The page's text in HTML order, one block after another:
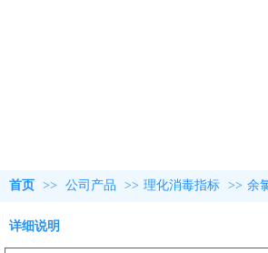
首页 >> 公司产品 >> 理化消毒指标 >> 余
详细说明